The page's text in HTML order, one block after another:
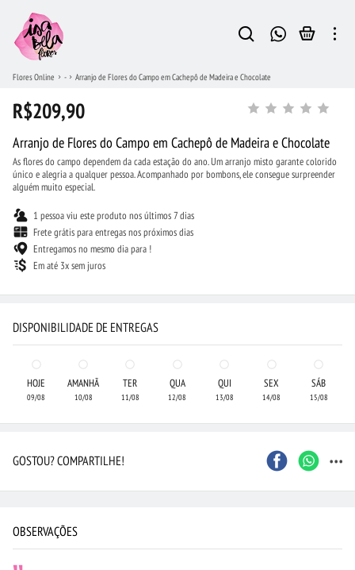
Flores Online - Arranjo de Flores do Campo em Cachepô de Madeira e Chocolate
R$209,90
Arranjo de Flores do Campo em Cachepô de Madeira e Chocolate
As flores do campo dependem da cada estação do ano. Um arranjo misto garante colorido
único e alegria a qualquer pessoa. Acompanhado por bombons, ele consegue surpreender
alguém muito especial.
1 pessoa viu este produto nos últimos 7 dias
Frete grátis para entregas nos próximos dias
Entregamos no mesmo dia para !
Em até 3x sem juros
DISPONIBILIDADE DE ENTREGAS
HOJE
09/08
AMANHÃ
10/08
TER
11/08
QUA
12/08
QUI
13/08
SEX
14/08
SÁB
15/08
GOSTOU? COMPARTILHE! ...
OBSERVAÇÕES